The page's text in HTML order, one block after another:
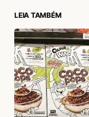
LEIA TAMBÉM